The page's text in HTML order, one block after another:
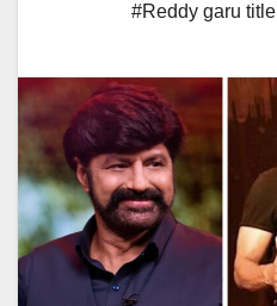
#Reddy garu title